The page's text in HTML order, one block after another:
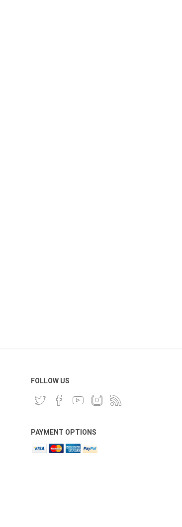
FOLLOW US
PAYMENT OPTIONS